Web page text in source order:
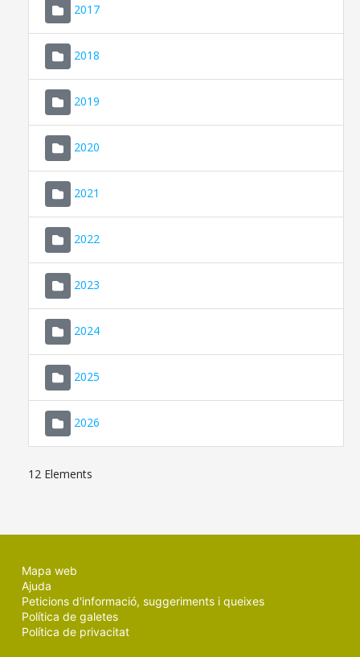
2017
2018
2019
2020
2021
2022
2023
2024
2025
2026
12 Elements
Mapa web
Ajuda
Peticions d'informació, suggeriments i queixes
Política de galetes
Política de privacitat